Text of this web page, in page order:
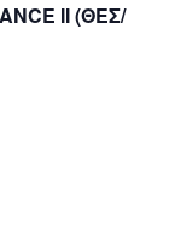
IΙ (ΘΕΣ/